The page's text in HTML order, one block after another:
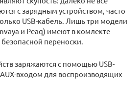
с зарядным устройством, часто
USB-кабель. Лишь три модели
и Peaq) имеют в комлекте
переноски.
заряжаются с помощью USB-
входом для воспроизводящих